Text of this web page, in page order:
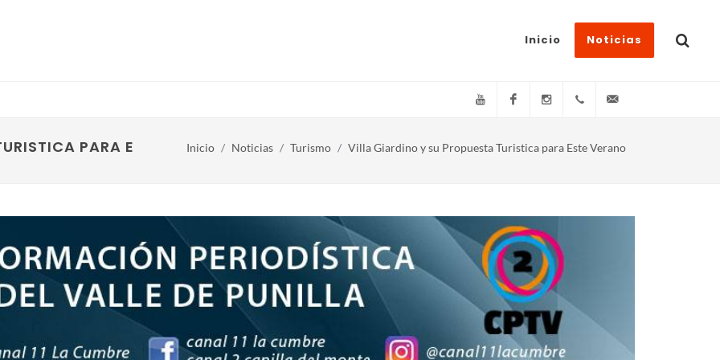
Inicio Noticias
YouTube FacebookInstagram(+54)(9)3548-576073
PARA ESTE VERANO
Inicio Noticias Turismo Villa Giardino y su Propuesta Turistica para Este Verano